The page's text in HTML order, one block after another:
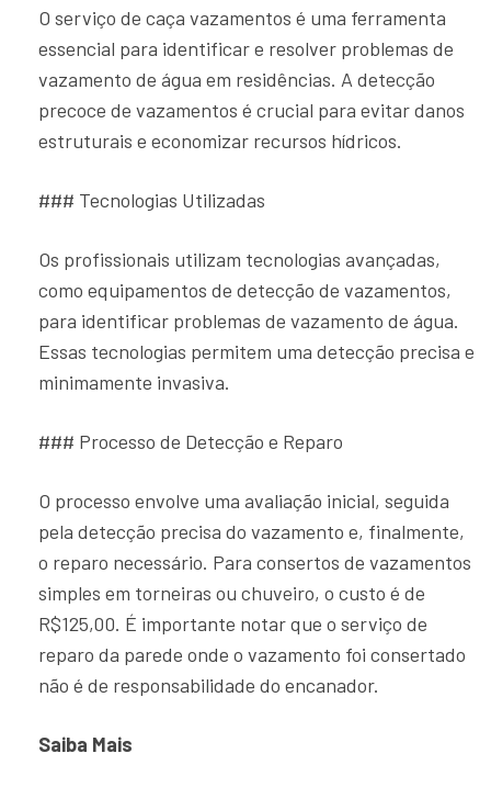
O serviço de caça vazamentos é uma ferramenta
essencial para identificar e resolver problemas de
vazamento de água em residências. A detecção
precoce de vazamentos é crucial para evitar danos
estruturais e economizar recursos hídricos.
### Tecnologias Utilizadas
Os profissionais utilizam tecnologias avançadas,
como equipamentos de detecção de vazamentos,
para identificar problemas de vazamento de água.
Essas tecnologias permitem uma detecção precisa e
minimamente invasiva.
### Processo de Detecção e Reparo
O processo envolve uma avaliação inicial, seguida
pela detecção precisa do vazamento e, finalmente,
o reparo necessário. Para consertos de vazamentos
simples em torneiras ou chuveiro, o custo é de
R$125,00. É importante notar que o serviço de
reparo da parede onde o vazamento foi consertado
não é de responsabilidade do encanador.
Saiba Mais